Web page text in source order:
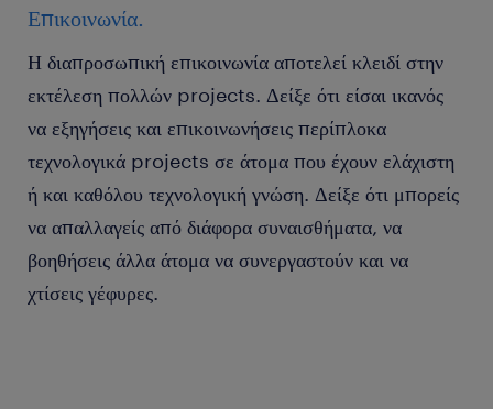
Επικοινωνία.
Η διαπροσωπική επικοινωνία αποτελεί κλειδί στην
εκτέλεση πολλών projects. Δείξε ότι είσαι ικανός
να εξηγήσεις και επικοινωνήσεις περίπλοκα
τεχνολογικά projects σε άτομα που έχουν ελάχιστη
ή και καθόλου τεχνολογική γνώση. Δείξε ότι μπορείς
να απαλλαγείς από διάφορα συναισθήματα, να
βοηθήσεις άλλα άτομα να συνεργαστούν και να
χτίσεις γέφυρες.